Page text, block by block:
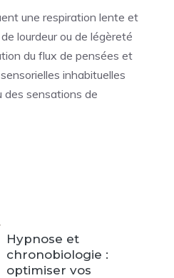
une respiration lente et
lourdeur ou de légèreté
du flux de pensées et
inhabituelles
des sensations de
Hypnose et
chronobiologie :
optimiser vos